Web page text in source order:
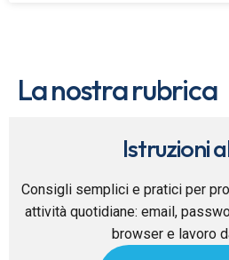
La nostra rubrica
Istruzioni
Consigli semplici e pratici per
attività quotidiane: email,
browser e lavoro